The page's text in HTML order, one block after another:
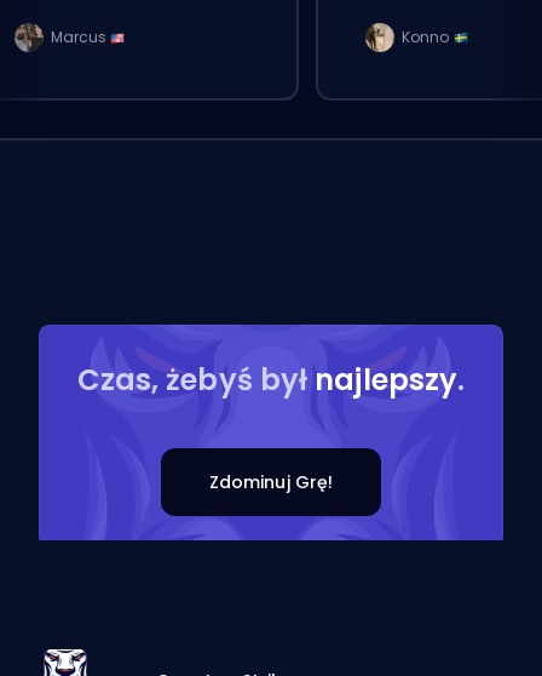
Marcus Konno
Czas, żebyś był najlepszy.
Zdominuj Grę!